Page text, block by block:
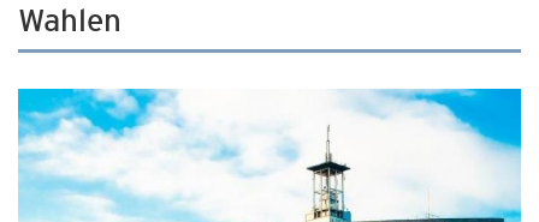
Wahlen